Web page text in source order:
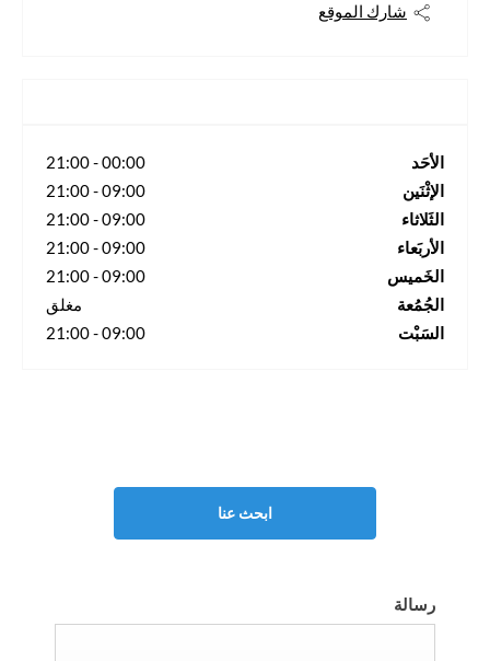
شارك الموقع
الأحَد 00:00
-
21:00
الإثْنَين
09:00
-
21:00
الثَلاثاء
09:00
-
21:00
الأربَعاء
09:00
-
21:00
الخَميس
09:00
-
21:00
الجُمُعة
مغلق
السَبْت
09:00
-
21:00
ابحث عنا
رسالة